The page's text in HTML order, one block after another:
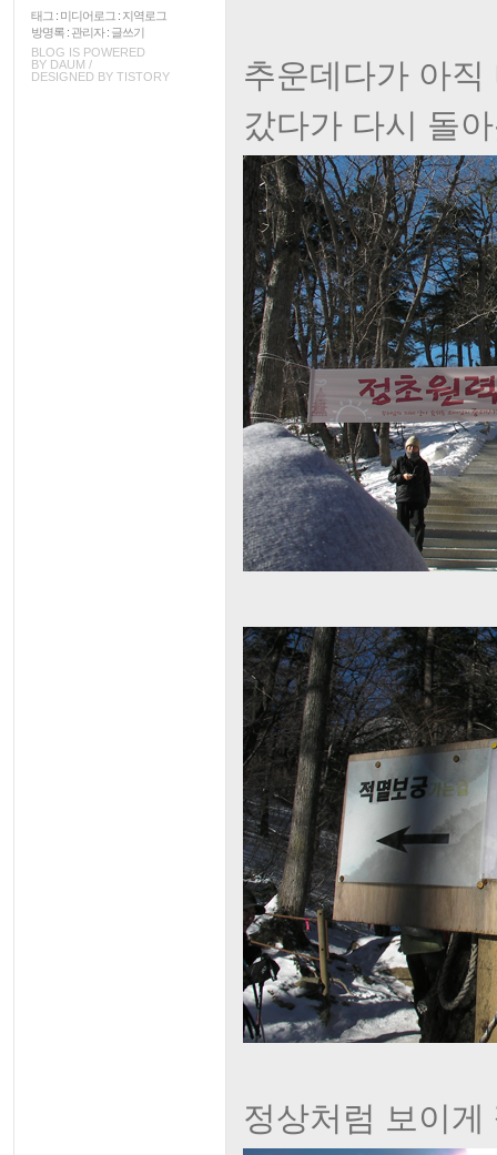
태그 : 미디어로그 : 지역로그
방명록 : 관리자: 글쓰기
BLOG IS POWERED
BY DAUM /
DESIGNED BY TISTORY
추운데다가 아
갔다가 다시 돌
정상처럼 보이